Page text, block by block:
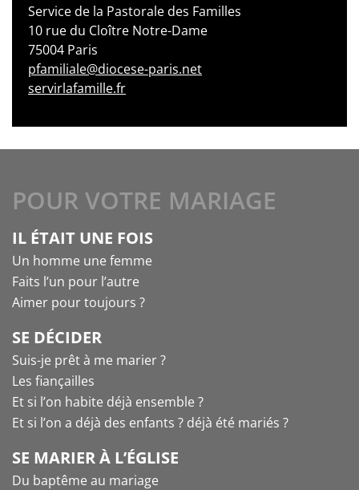
Service de la Pastorale des Familles
10 rue du Cloître Notre-Dame
75004 Paris
pfamiliale@diocese-paris.net
servirlafamille.fr
POUR VOTRE MARIAGE
IL ÉTAIT UNE FOIS
Un homme une femme
Faits l’un pour l’autre
Aimer pour toujours ?
SE DÉCIDER
Suis-je prêt à me marier ?
Les fiançailles
Et si l’on habite déjà ensemble ?
Et si l’on a déjà des enfants ? déjà été mariés ?
SE MARIER À L’ÉGLISE
Du baptême au mariage